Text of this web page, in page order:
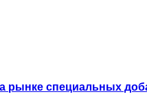
специальных